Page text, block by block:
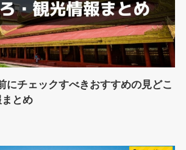
にチェックすべきおすすめの見どこ
とめ